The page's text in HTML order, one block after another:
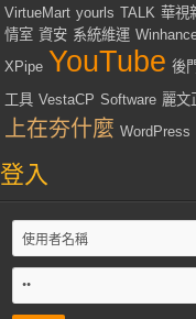
VirtueMart yourls TALK 華視
情室 資安 系統維運
XPipe YouTube 後
工具 VestaCP Software 麗文
上在夯什麼 WordPress
登入